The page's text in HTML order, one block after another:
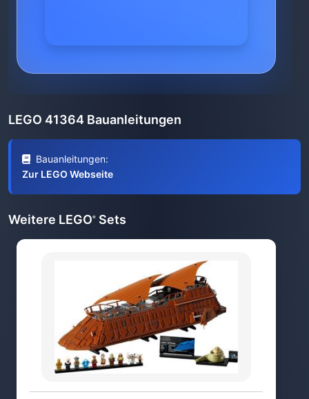
LEGO 41364 Bauanleitungen
Bauanleitungen:
Zur LEGO Webseite
Weitere LEGO® Sets